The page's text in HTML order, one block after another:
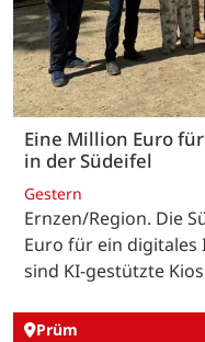
Eine Million Euro
in der Südeifel
Gestern
Ernzen/Region. Die
Euro für ein
sind KI-gestützte
Prüm